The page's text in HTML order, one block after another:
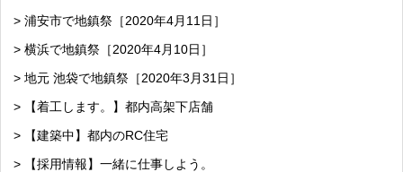
> 浦安市で地鎮祭［2020年4月11日］
> 横浜で地鎮祭［2020年4月10日］
> 地元 池袋で地鎮祭［2020年3月31日］
> 【着工します。】都内高架下店舗
> 【建築中】都内のRC住宅
> 【採用情報】一緒に仕事しよう。